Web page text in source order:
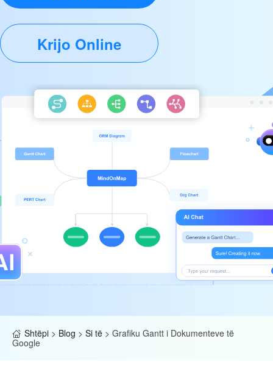
Krijo Online
Shtëpi > Blog > Si të > Grafiku Gantt i Dokumenteve të
Google